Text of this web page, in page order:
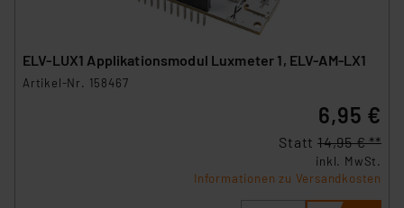
ELV-LUX1 Applikationsmodul Luxmeter 1, ELV-AM-LX1
Artikel-Nr. 158467
6,95 €
Statt 14,95 € **
inkl. MwSt.
Informationen zu Versandkosten